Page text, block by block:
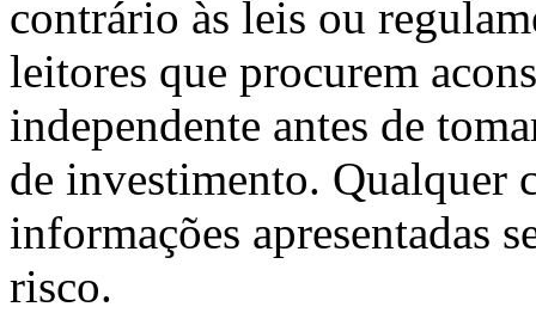
contrário às leis ou
leitores que procurem
independente antes de
de investimento. Qualquer
informações apresentadas
risco.